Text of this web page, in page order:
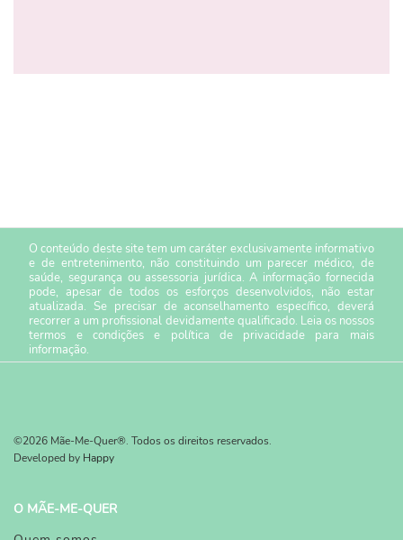
O conteúdo deste site tem um caráter exclusivamente informativo
e de entretenimento, não constituindo um parecer médico, de
saúde, segurança ou assessoria jurídica. A informação fornecida
pode, apesar de todos os esforços desenvolvidos, não estar
atualizada. Se precisar de aconselhamento específico, deverá
recorrer a um profissional devidamente qualificado. Leia os nossos
termos e condiçõese política de privacidade para mais
informação.
©2026 Mãe-Me-Quer®. Todos os direitos reservados.
Developed by Happy
O MÃE-ME-QUER